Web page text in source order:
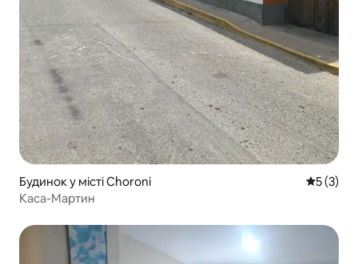
Будинок у місті Choroni Середня
5 (3)
Каса-Мартин